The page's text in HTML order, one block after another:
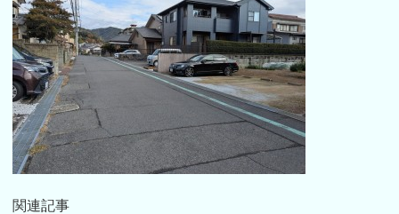
関連記事